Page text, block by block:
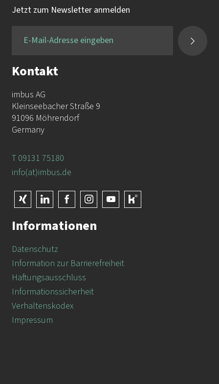
Jetzt zum Newsletter anmelden
Kontakt
imbus AG
Kleinseebacher Straße 9
91096 Möhrendorf
Germany
T 09131 75180
info(at)imbus.de
Informationen
Datenschutz
Information zur Barrierefreiheit
Haftungsausschluss
Informationssicherheit
Verhaltenskodex
Impressum